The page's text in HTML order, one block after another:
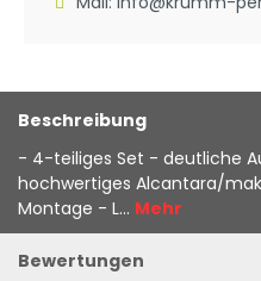
Beschreibung
- 4-teiliges Set - deutliche
hochwertiges Alcantara/
Montage - L… Mehr
Bewertungen